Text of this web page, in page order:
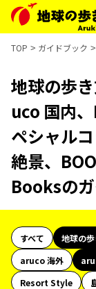
TOP ガイドブック
地球の歩
uco 国内
ペシャル
絶景、
Booksの
すべて 地球の
aruco 海外
Resort Style